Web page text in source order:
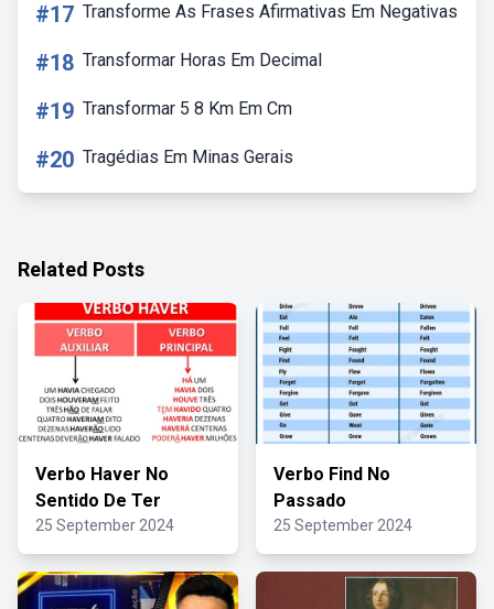
#17 Transforme As Frases Afirmativas Em Negativas
#18 Transformar Horas Em Decimal
#19 Transformar 5 8 Km Em Cm
#20 Tragédias Em Minas Gerais
Related Posts
Verbo Haver No
Sentido De Ter
25 September 2024
Verbo Find No
Passado
25 September 2024